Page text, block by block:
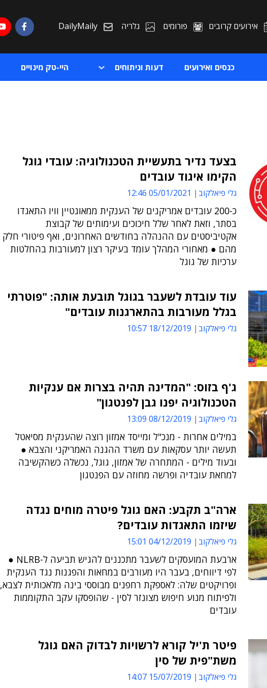
אירועים קרובים פורומים גלריה DailyMaily
כנסים ואירועים דעות וניתוחים היי-טק מינויים
בצעד נדיר בתעשיית הטכנולוגיה: עובדי גוגל
הקימו איגוד עובדים
גלי פיאלקוב 05/01/2021 12:46
כ-200 עובדים אמריקנים של הענקית ממאונטיין וויו התאגדו
בסתר, וזאת לאחר שלל חיכוכים ועימותים של קבוצת
אקטיביסטים עם ההנהלה בחודשים האחרונים, ואף פיטורי חלק
מהם ● מאחורי המהלך עומד בעיקר רצון למעורבות בהחלטות
ערכיות של גוגל
עוד עובדת לשעבר בגוגל תובעת אותה: "פוטרתי
בגלל מעורבות בהתארגנות עובדים"
גלי פיאלקוב 18/12/2019 10:57
ג'ף בזוס: "המדינה תהיה בצרות אם ענקיות
הטכנולוגיה יפנו גבן לפנטגון"
גלי פיאלקוב 08/12/2019 13:09
במילים אחרות - מנכ"ל ומייסד אמזון רוצה שהענקית מסיאטל
תעשה יותר עסקאות עם משרד ההגנה האמריקני והצבא ●
ובעוד מילים - המתחרה של אמזון, גוגל, נכשלה כשהקשיבה
למחאת עובדיה ופרשה מחוזה עם הפנטגון
ארה"ב תקבע: האם גוגל פיטרה מוחים נגדה
שיזמו התאגדות עובדים?
גלי פיאלקוב 04/12/2019 15:01
ארבעת המועסקים לשעבר מתכננים להגיש תביעה ל-NLRB ●
לפי דיווחים, בעבר היו מעורבים במחאות והפגנות נגד הענקית
ופרויקטים שלה: לאספקת רחפנים מבוססי בינה מלאכותית לצבא,
ולפיתוח מנוע חיפוש מצונזר לסין - שהופסקו עקב התקוממות
עובדים
פיטר ת'יל קורא לרשויות לבדוק האם גוגל
משת"פית של סין
גלי פיאלקוב 15/07/2019 14:07